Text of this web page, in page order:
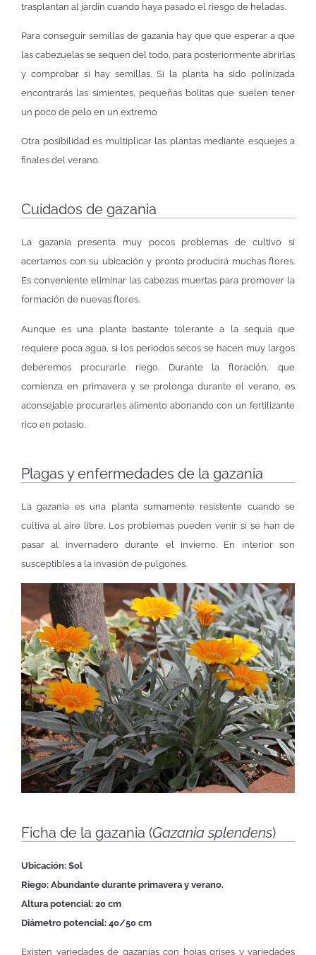
trasplantan al jardín cuando haya pasado el riesgo de heladas.
Para conseguir semillas de gazania hay que que esperar a que
las cabezuelas se sequen del todo, para posteriormente abrirlas
y comprobar si hay semillas. Si la planta ha sido polinizada
encontrarás las simientes, pequeñas bolitas que suelen tener
un poco de pelo en un extremo
Otra posibilidad es multiplicar las plantas mediante esquejes a
finales del verano.
Cuidados de gazania
La gazania presenta muy pocos problemas de cultivo si
acertamos con su ubicación y pronto producirá muchas flores.
Es conveniente eliminar las cabezas muertas para promover la
formación de nuevas flores.
Aunque es una planta bastante tolerante a la sequía que
requiere poca agua, si los periodos secos se hacen muy largos
deberemos procurarle riego. Durante la floración, que
comienza en primavera y se prolonga durante el verano, es
aconsejable procurarles alimento abonando con un fertilizante
rico en potasio.
Plagas y enfermedades de la gazania
La gazania es una planta sumamente resistente cuando se
cultiva al aire libre. Los problemas pueden venir si se han de
pasar al invernadero durante el invierno. En interior son
susceptibles a la invasión de pulgones.
Ficha de la gazania (Gazania splendens)
Ubicación: Sol
Riego: Abundante durante primavera y verano.
Altura potencial: 20 cm
Diámetro potencial: 40/50 cm
Existen variedades de gazanias con hojas grises y variedades